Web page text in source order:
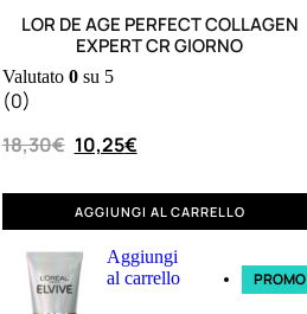
LOR DE AGE PERFECT COLLAGEN
EXPERT CR GIORNO
Valutato 0su 5
(0)
18,30€ 10,25€
AGGIUNGI AL CARRELLO
Aggiungi
al carrello
PROMO